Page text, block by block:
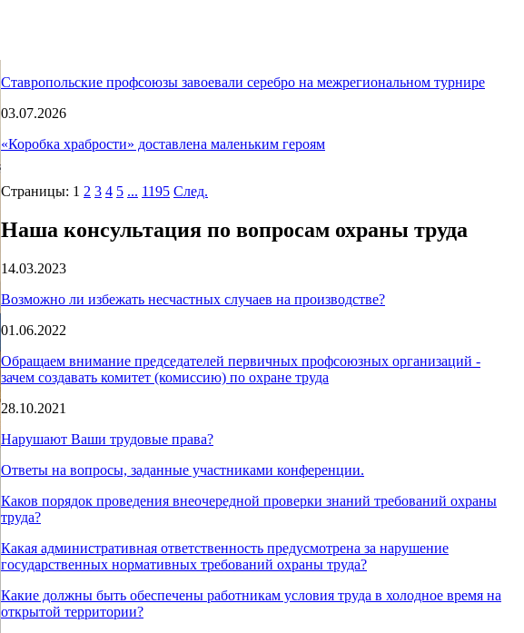
Ставропольские профсоюзы завоевали серебро на межрегиональном турнире
03.07.2026
«Коробка храбрости» доставлена маленьким героям
Страницы: 1 2 3 4 5 ... 1195 След.
Наша консультация по вопросам охраны труда
14.03.2023
Возможно ли избежать несчастных случаев на производстве?
01.06.2022
Обращаем внимание председателей первичных профсоюзных организаций -
зачем создавать комитет (комиссию) по охране труда
28.10.2021
Нарушают Ваши трудовые права?
Ответы на вопросы, заданные участниками конференции.
Каков порядок проведения внеочередной проверки знаний требований охраны
труда?
Какая административная ответственность предусмотрена за нарушение
государственных нормативных требований охраны труда?
Какие должны быть обеспечены работникам условия труда в холодное время на
открытой территории?